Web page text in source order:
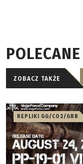
POLECANE
ZOBACZ TAKŻE
REPLIKI GG/CO2/GBB